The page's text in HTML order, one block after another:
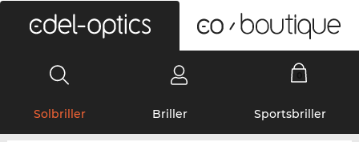
Solbriller Briller Sportsbriller